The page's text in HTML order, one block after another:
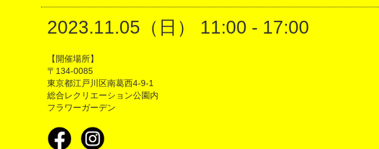
2023.11.05（日） 11:00 - 17:00
【開催場所】
〒134-0085
東京都江戸川区南葛西4-9-1
総合レクリエーション公園内
フラワーガーデン